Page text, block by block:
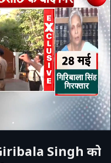
Singh को